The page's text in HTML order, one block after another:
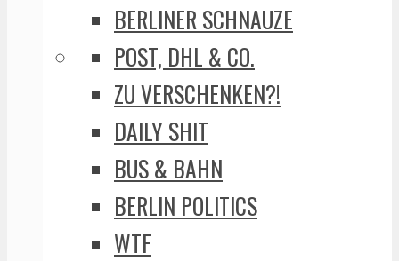
BERLINER SCHNAUZE
POST, DHL & CO.
ZU VERSCHENKEN?!
DAILY SHIT
BUS & BAHN
BERLIN POLITICS
WTF